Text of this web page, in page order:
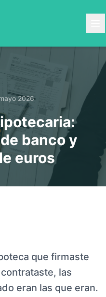
2026
banco y
euros
que firmaste
las
eran las que eran.